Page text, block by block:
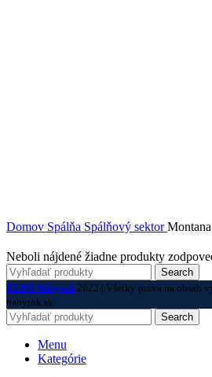
Domov Spálňa Spálňový sektorMontana
Neboli nájdené žiadne produkty
Search
ELPO Nábytok 2022 | Všetky práva na obsah
nabytok.sk
Search
Menu
Kategórie